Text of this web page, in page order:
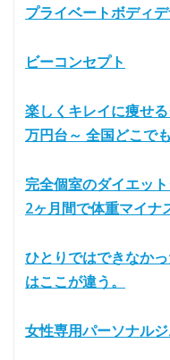
プライベートボディデ
ビーコンセプト
楽しくキレイに痩せ
万円台～ 全国どこで
完全個室のダイエッ
2ヶ月間で体重マイナ
ひとりではできなか
はここが違う。
女性専用パーソナル